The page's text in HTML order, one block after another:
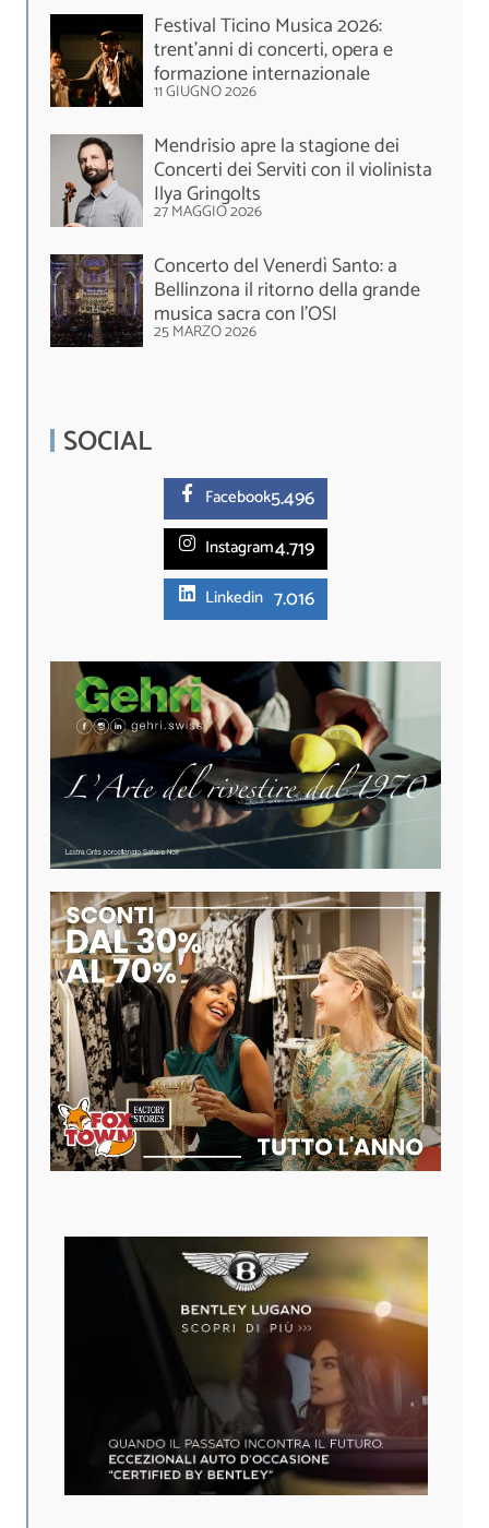
Festival Ticino Musica 2026:
trent’anni di concerti, opera e
formazione internazionale
11 GIUGNO 2026
Mendrisio apre la stagione dei
Concerti dei Serviti con il violinista
Ilya Gringolts
27 MAGGIO 2026
Concerto del Venerdì Santo: a
Bellinzona il ritorno della grande
musica sacra con l’OSI
25 MARZO 2026
SOCIAL
Facebook5.496
Instagram4.719
Linkedin 7.016